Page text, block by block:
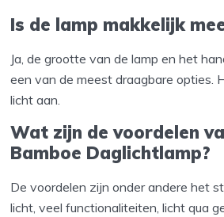
Is de lamp makkelijk
Ja, de grootte van de lamp en het
een van de meest draagbare opties.
licht aan.
Wat zijn de voordelen
Bamboe Daglichtlamp?
De voordelen zijn onder andere het
licht, veel functionaliteiten, licht qua